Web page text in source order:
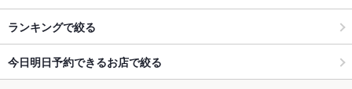
ランキングで絞る
今日明日予約できるお店で絞る